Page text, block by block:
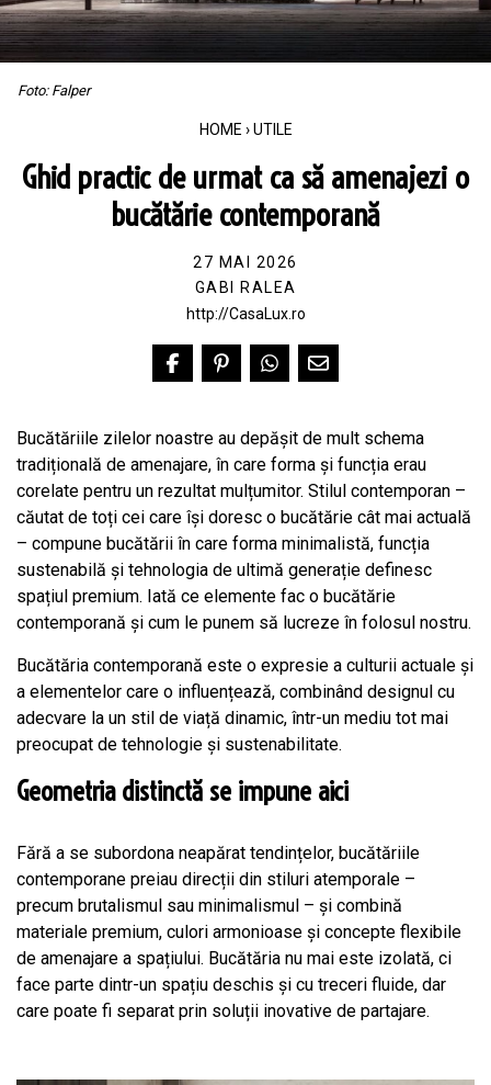
Foto: Falper
HOME › UTILE
Ghid practic de urmat ca să amenajezi o
bucătărie contemporană
27 MAI 2026
GABI RALEA
http://CasaLux.ro
Bucătăriile zilelor noastre au depășit de mult schema
tradițională de amenajare, în care forma și funcția erau
corelate pentru un rezultat mulțumitor. Stilul contemporan –
căutat de toți cei care își doresc o bucătărie cât mai actuală
– compune bucătării în care forma minimalistă, funcția
sustenabilă și tehnologia de ultimă generație definesc
spațiul premium. Iată ce elemente fac o bucătărie
contemporană și cum le punem să lucreze în folosul nostru.
Bucătăria contemporană este o expresie a culturii actuale și
a elementelor care o influențează, combinând designul cu
adecvare la un stil de viață dinamic, într-un mediu tot mai
preocupat de tehnologie și sustenabilitate.
Geometria distinctă se impune aici
Fără a se subordona neapărat tendințelor, bucătăriile
contemporane preiau direcții din stiluri atemporale –
precum brutalismul sau minimalismul – și combină
materiale premium, culori armonioase și concepte flexibile
de amenajare a spațiului. Bucătăria nu mai este izolată, ci
face parte dintr-un spațiu deschis și cu treceri fluide, dar
care poate fi separat prin soluții inovative de partajare.